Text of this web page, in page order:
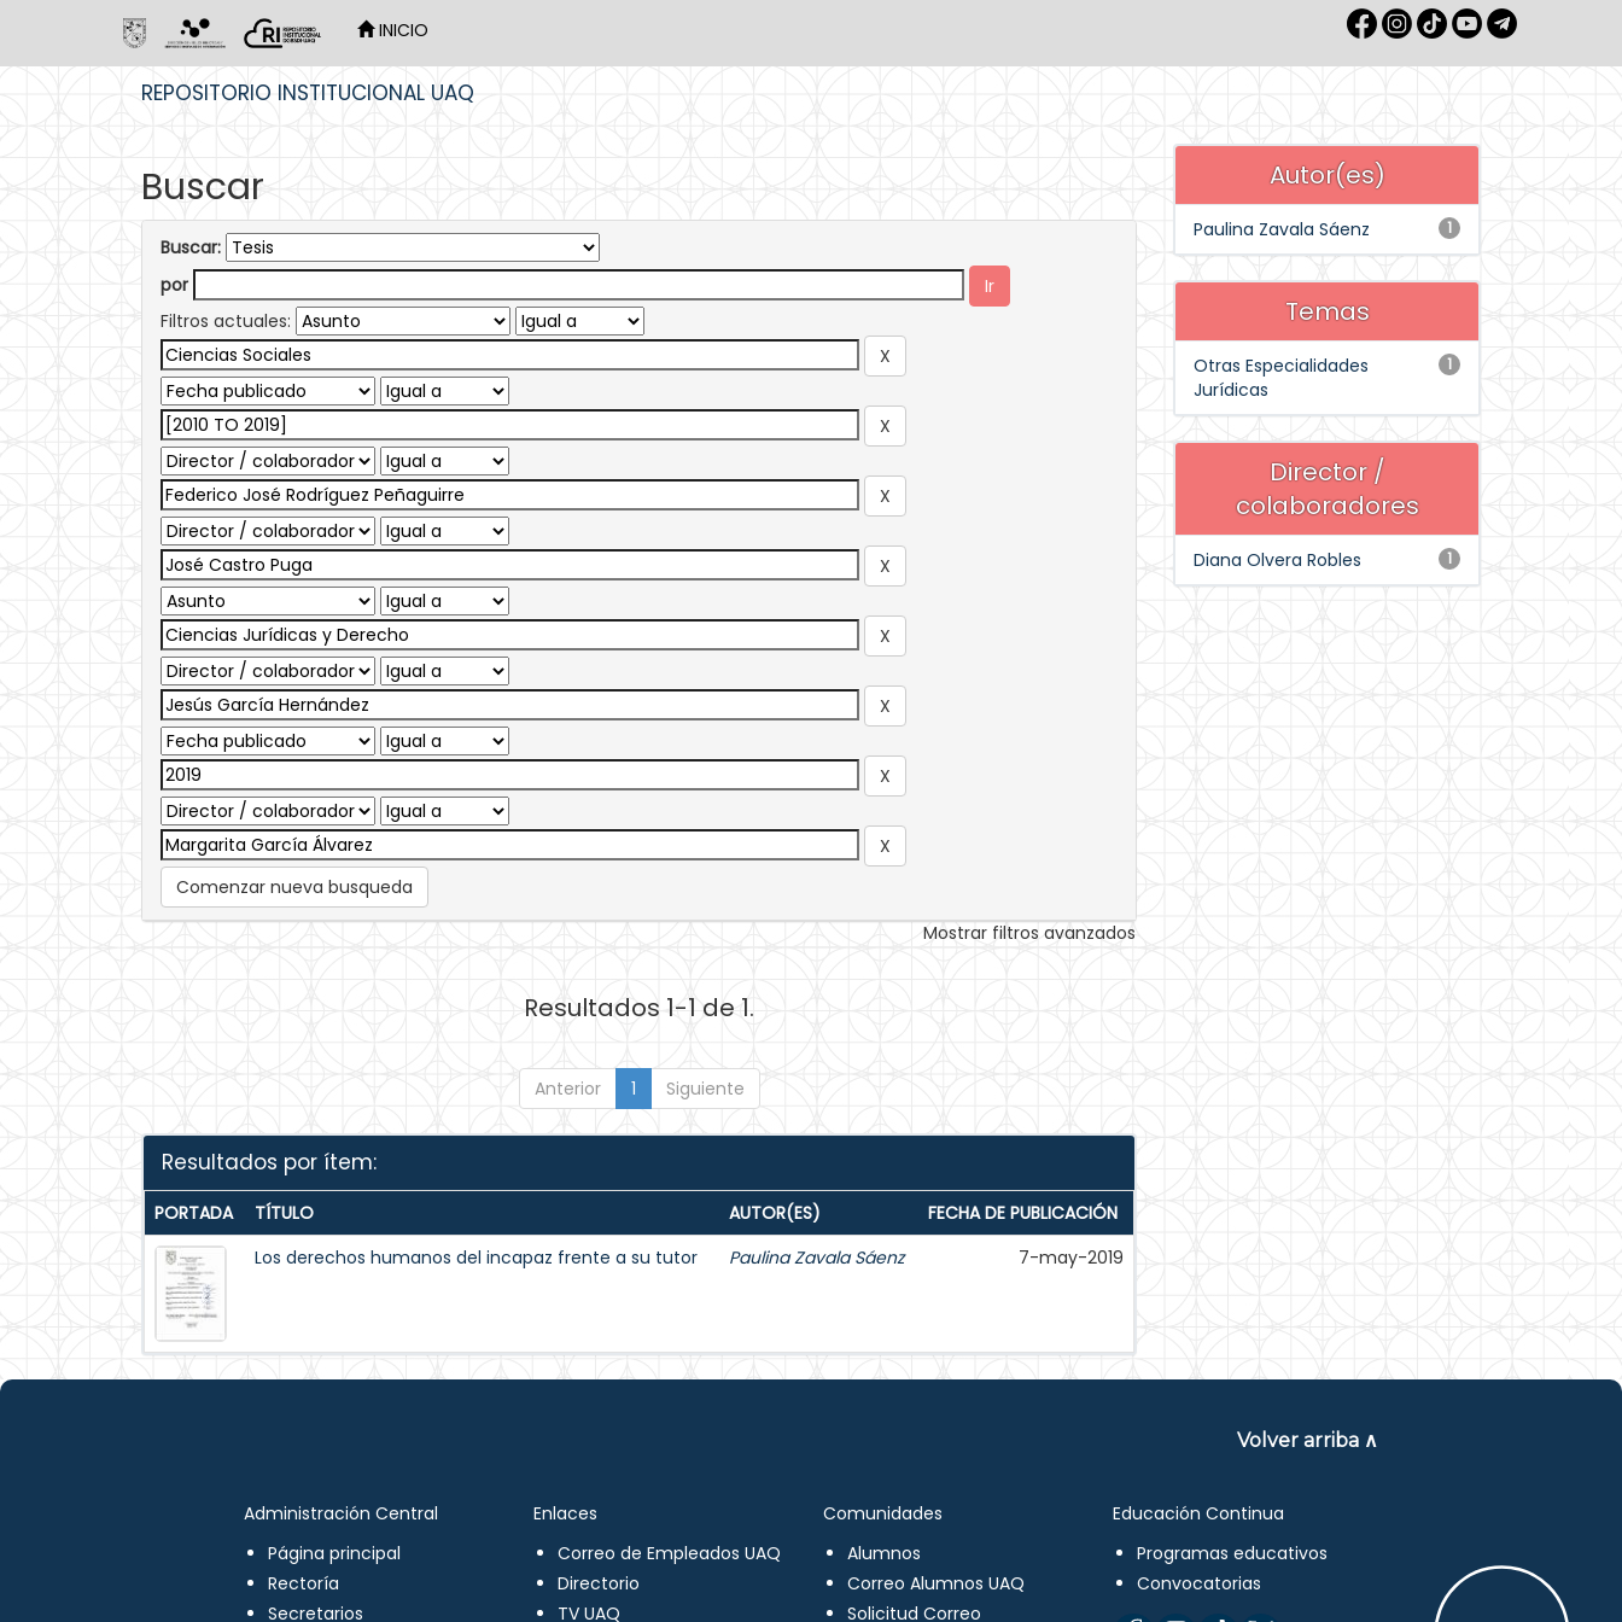
INICIO
REPOSITORIO INSTITUCIONAL UAQ
Buscar
Buscar:
por
Filtros actuales:
Comenzar nueva busqueda
Mostrar filtros avanzados
Resultados 1-1 de 1.
Anterior 1 Siguiente
Resultados por ítem:
PORTADA TÍTULO AUTOR(ES)
FECHA DE PUBLICACIÓN
Los derechos humanos del incapaz frente a su tutor
Paulina Zavala Sáenz 7-may-2019
Autor(es)
1
Paulina Zavala Sáenz
Temas
1
Otras Especialidades
Jurídicas
Director /
colaboradores
1
Diana Olvera Robles
Volver arriba ∧
Administración Central
Página principal
Rectoría
Secretarios
Enlaces
Correo de Empleados UAQ
Directorio
TV UAQ
Comunidades
Alumnos
Correo Alumnos UAQ
Solicitud Correo
Educación Continua
Programas educativos
Convocatorias